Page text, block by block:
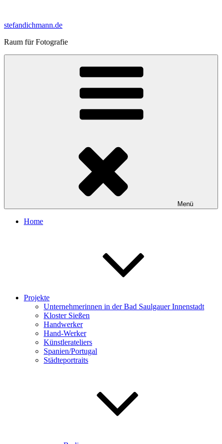
springen
stefandichmann.de
Raum für Fotografie
Menü
Home
Projekte
Unternehmerinnen in der Bad Saulgauer Innenstadt
Kloster Sießen
Handwerker
Hand-Werker
Künstlerateliers
Spanien/Portugal
Städteportraits